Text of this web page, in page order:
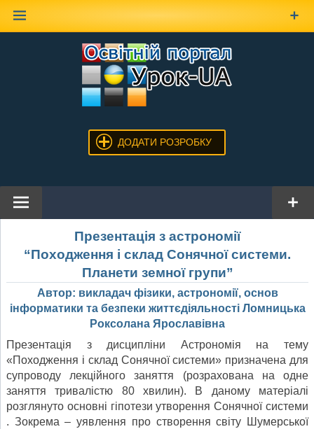
ДОДАТИ РОЗРОБКУ
Презентація з астрономії
“Походження і склад Сонячної системи.
Планети земної групи”
Автор: викладач фізики, астрономії, основ
інформатики та безпеки життєдіяльності Ломницька
Роксолана Ярославівна
Презентація з дисципліни Астрономія на тему
«Походження і склад Сонячної системи» призначена для
супроводу лекційного заняття (розрахована на одне
заняття тривалістю 80 хвилин). В даному матеріалі
розглянуто основні гіпотези утворення Сонячної системи
. Зокрема – уявлення про створення світу Шумерської